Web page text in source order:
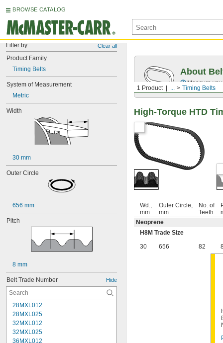
BROWSE CATALOG
Filter by Clear all
Product Family
Timing Belts
System of Measurement
Metric
Width
30 mm
Outer Circle
656 mm
Pitch
8 mm
Belt Trade Number Hide
28MXL012
28MXL025
32MXL012
32MXL025
36MXL012
1 Product ... Timing Belts
About
Measure
High-Torque HTD
Wd.,
mm
Outer Circle,
mm
No. of
Teeth
Neoprene
H8M Trade Size
30
656 82